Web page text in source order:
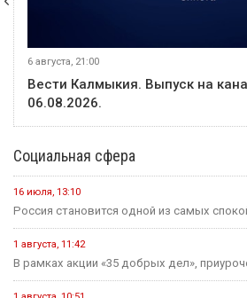
6 августа, 21:00
Вести Калмыкия. Выпуск на
06.08.2026.
Социальная сфера
16 июля, 13:10
Россия становится одной из самых
1 августа, 11:42
В рамках акции «35 добрых дел»,